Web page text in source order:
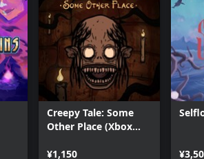
Creepy Tale: Some
Other Place (Xbox
¥1,150